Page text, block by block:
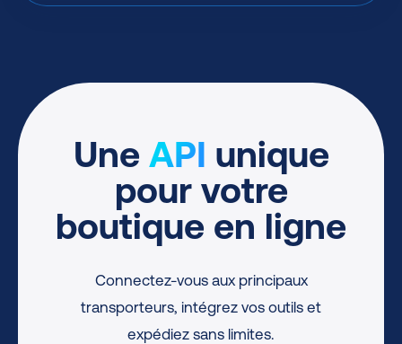
Une API unique
pour votre
boutique en ligne
Connectez-vous aux principaux
transporteurs, intégrez vos outils et
expédiez sans limites.